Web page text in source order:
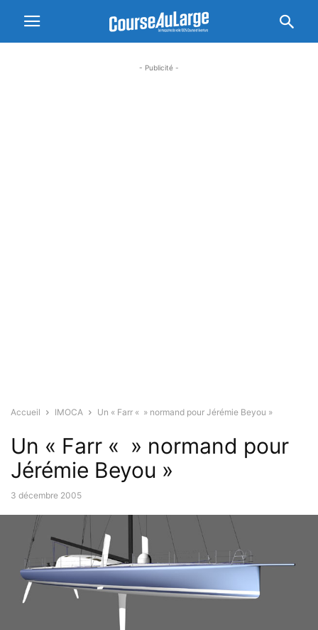
- Publicité -
Accueil IMOCA Un « Farr « » normand pour Jérémie Beyou »
Un « Farr « » normand pour
Jérémie Beyou »
3 décembre 2005